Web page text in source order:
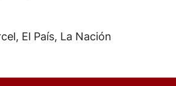
El País, La Nación